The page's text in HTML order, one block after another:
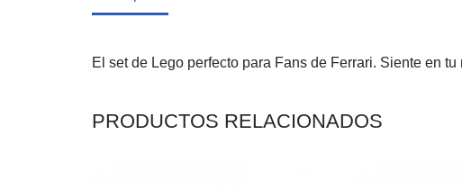
El set de Lego perfecto para Fans de Ferrari. Siente en
PRODUCTOS RELACIONADOS